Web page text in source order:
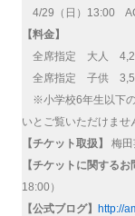
4/29（日）13:00
【料金】
全席指定 大人
全席指定 子供
※小学校6年生以下の
いとご覧いただけませ
【チケット取扱】
梅田
【チケットに関するお
18:00）
【公式ブログ】
http://